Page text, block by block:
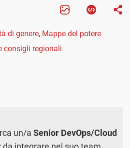
di genere, Mappe del potere
consigli regionali
un/a Senior DevOps/Cloud